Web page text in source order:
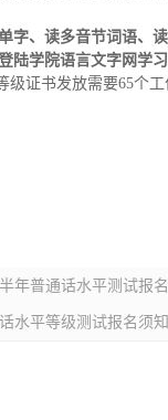
字、读多音节词语、
陆学院语言文字网学习
级证书发放需要65个
年普通话水平测试报
水平等级测试报名须知